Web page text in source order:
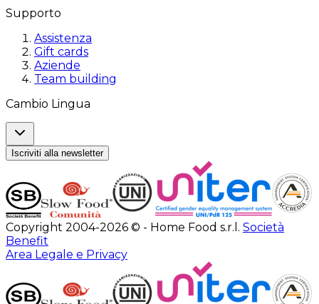
Supporto
Assistenza
Gift cards
Aziende
Team building
Cambio Lingua
Iscriviti alla newsletter
Copyright 2004-2026 © - Home Food s.r.l. Società
Benefit
Area Legale e Privacy